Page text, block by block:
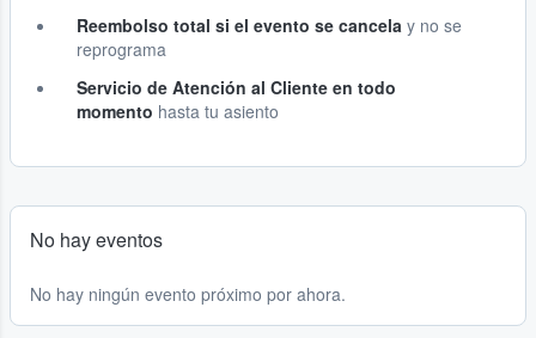
Reembolso total si el evento se cancela y no se
reprograma
Servicio de Atención al Cliente en todo
momento hasta tu asiento
No hay eventos
No hay ningún evento próximo por ahora.